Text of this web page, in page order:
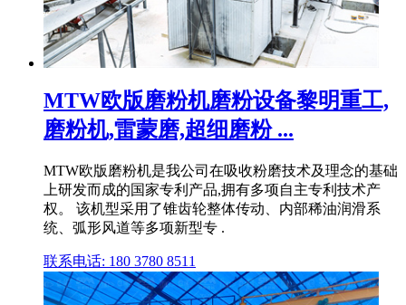
MTW欧版磨粉机磨粉设备黎明重工,
磨粉机,雷蒙磨,超细磨粉 ...
MTW欧版磨粉机是我公司在吸收粉磨技术及理念的基础
上研发而成的国家专利产品,拥有多项自主专利技术产
权。 该机型采用了锥齿轮整体传动、内部稀油润滑系
统、弧形风道等多项新型专 .
联系电话: 180 3780 8511